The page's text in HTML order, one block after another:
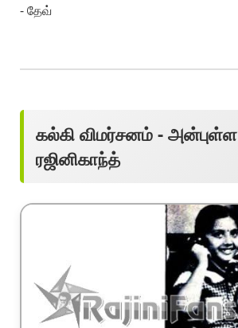
- தேவ்
கல்கி விமர்சனம் - அன்புள்ள
ரஜினிகாந்த்